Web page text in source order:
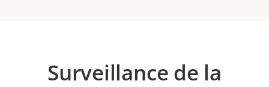
Surveillance de la